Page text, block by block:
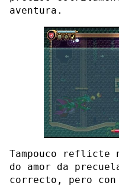
aventura.
Tampouco reflicte
do amor da
correcto, pero